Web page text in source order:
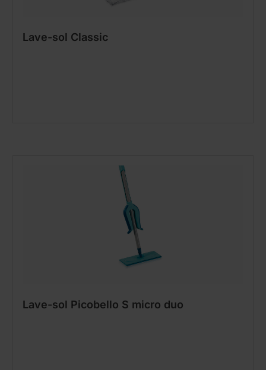
Lave-sol Classic
Lave-sol Picobello S micro duo